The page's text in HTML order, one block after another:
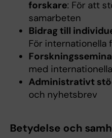
forskare: För att
samarbeten
Bidrag till
För internationella
med
Administrativt
och nyhetsbrev
Betydelse och